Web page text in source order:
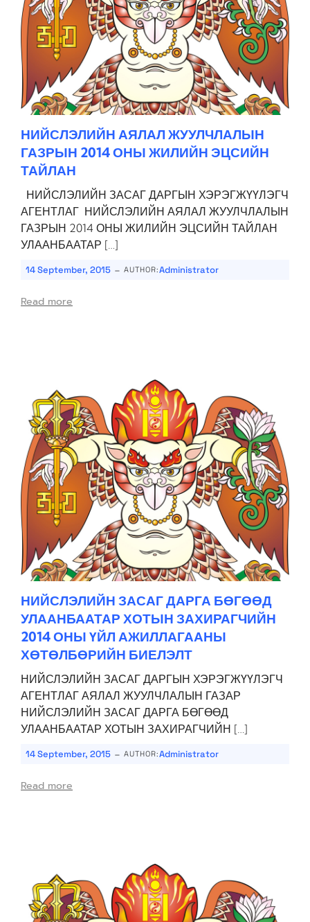
НИЙСЛЭЛИЙН АЯЛАЛ ЖУУЛЧЛАЛЫН
ГАЗРЫН 2014 ОНЫ ЖИЛИЙН ЭЦСИЙН
ТАЙЛАН
НИЙСЛЭЛИЙН ЗАСАГ ДАРГЫН ХЭРЭГЖҮҮЛЭГЧ
АГЕНТЛАГ НИЙСЛЭЛИЙН АЯЛАЛ ЖУУЛЧЛАЛЫН
ГАЗРЫН 2014 ОНЫ ЖИЛИЙН ЭЦСИЙН ТАЙЛАН
УЛААНБААТАР […]
14 September, 2015 - AUTHOR:Administrator
Read more
НИЙСЛЭЛИЙН ЗАСАГ ДАРГА БӨГӨӨД
УЛААНБААТАР ХОТЫН ЗАХИРАГЧИЙН
2014 ОНЫ ҮЙЛ АЖИЛЛАГААНЫ
ХӨТӨЛБӨРИЙН БИЕЛЭЛТ
НИЙСЛЭЛИЙН ЗАСАГ ДАРГЫН ХЭРЭГЖҮҮЛЭГЧ
АГЕНТЛАГ АЯЛАЛ ЖУУЛЧЛАЛЫН ГАЗАР
НИЙСЛЭЛИЙН ЗАСАГ ДАРГА БӨГӨӨД
УЛААНБААТАР ХОТЫН ЗАХИРАГЧИЙН […]
14 September, 2015 - AUTHOR:Administrator
Read more